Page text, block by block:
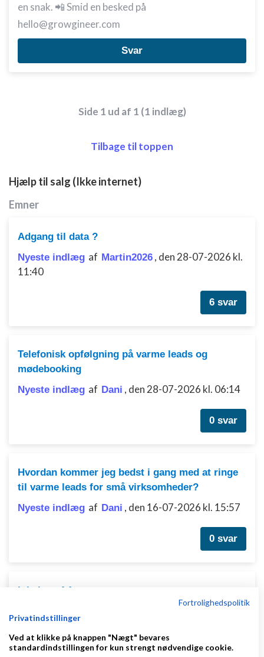
en snak. 📲 Smid en besked på
hello@growgineer.com
Svar
Side 1 ud af 1 (1 indlæg)
Tilbage til toppen
Hjælp til salg (Ikke internet)
Emner
Adgang til data ?
Nyeste indlæg af Martin2026 , den 28-07-2026 kl.
11:40
6 svar
Telefonisk opfølgning på varme leads og
mødebooking
Nyeste indlæg af Dani , den 28-07-2026 kl. 06:14
0 svar
Hvordan kommer jeg bedst i gang med at ringe
til varme leads for små virksomheder?
Nyeste indlæg af Dani , den 16-07-2026 kl. 15:57
0 svar
lukning af Aps
den 04-06-2026 kl.
Fortrolighedspolitik
Privatindstillinger
Ved at klikke på knappen "Nægt" bevares
standardindstillingen for kun strengt nødvendige cookie.